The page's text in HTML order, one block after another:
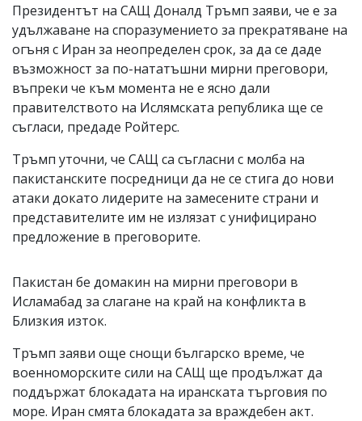
Президентът на САЩ Доналд Тръмп заяви, че е за
удължаване на споразумението за прекратяване на
огъня с Иран за неопределен срок, за да се даде
възможност за по-нататъшни мирни преговори,
въпреки че към момента не е ясно дали
правителството на Ислямската република ще се
съгласи, предаде Ройтерс.
Тръмп уточни, че САЩ са съгласни с молба на
пакистанските посредници да не се стига до нови
атаки докато лидерите на замесените страни и
представителите им не излязат с унифицирано
предложение в преговорите.
Пакистан бе домакин на мирни преговори в
Исламабад за слагане на край на конфликта в
Близкия изток.
Тръмп заяви още снощи българско време, че
военноморските сили на САЩ ще продължат да
поддържат блокадата на иранската търговия по
море. Иран смята блокадата за враждебен акт.